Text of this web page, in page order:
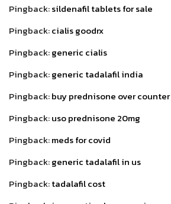
Pingback:sildenafil tablets for sale
Pingback:cialis goodrx
Pingback:generic cialis
Pingback:generic tadalafil india
Pingback:buy prednisone over counter
Pingback:uso prednisone 20mg
Pingback:meds for covid
Pingback:generic tadalafil in us
Pingback:tadalafil cost